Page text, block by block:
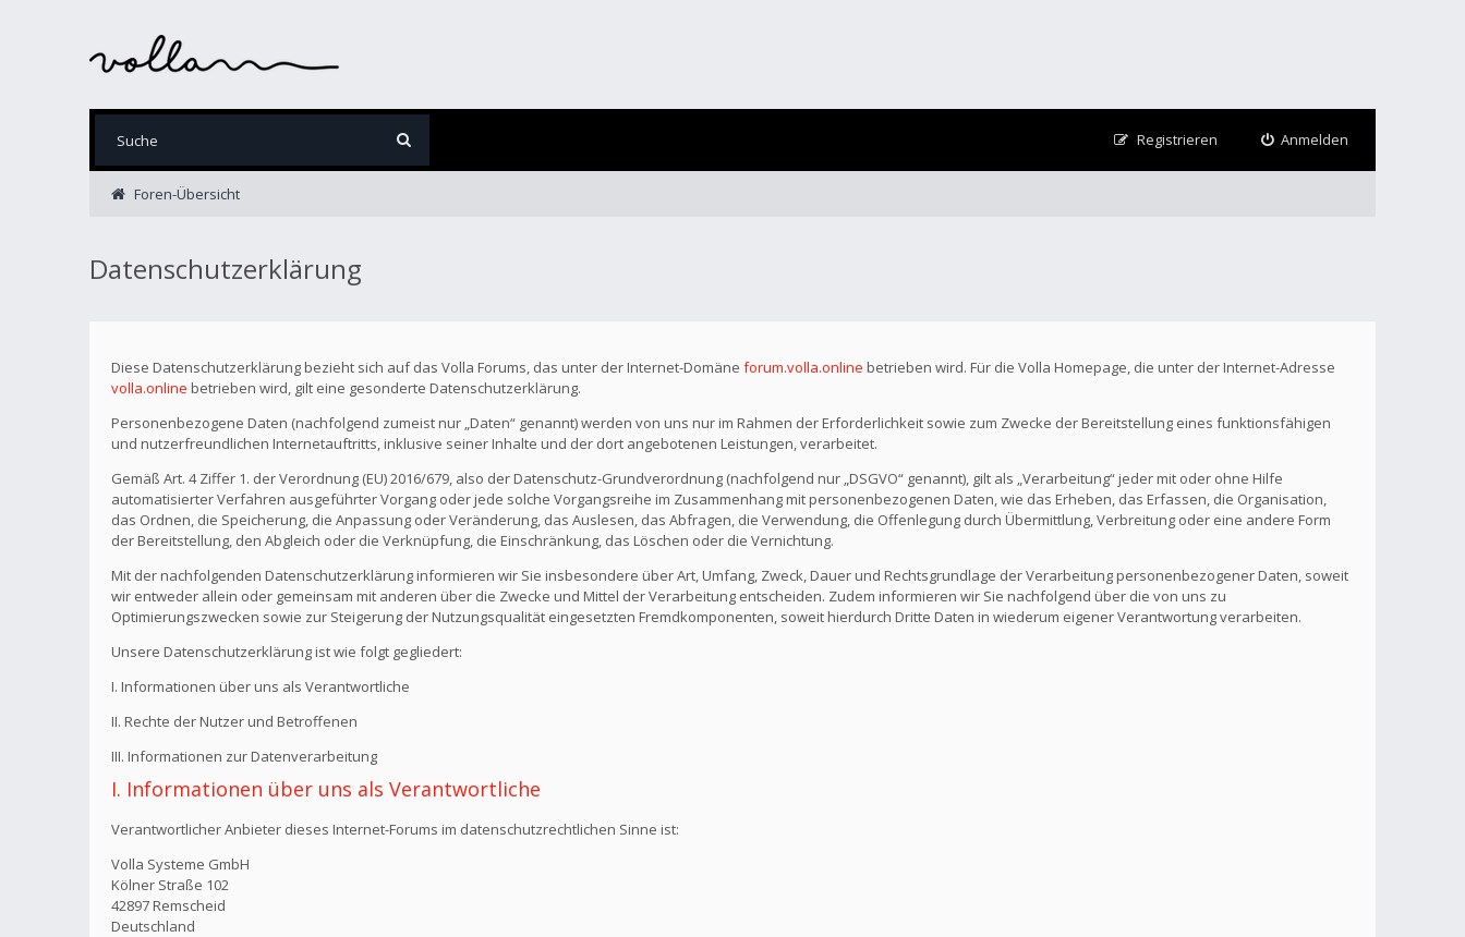
Anmelden
Registrieren
Foren-Übersicht
Datenschutzerklärung
Diese Datenschutzerklärung bezieht sich auf das Volla Forums, das unter der Internet-Domäne forum.volla.online betrieben wird. Für die Volla Homepage, die unter der Internet-Adresse
volla.online betrieben wird, gilt eine gesonderte Datenschutzerklärung.
Personenbezogene Daten (nachfolgend zumeist nur „Daten“ genannt) werden von uns nur im Rahmen der Erforderlichkeit sowie zum Zwecke der Bereitstellung eines funktionsfähigen
und nutzerfreundlichen Internetauftritts, inklusive seiner Inhalte und der dort angebotenen Leistungen, verarbeitet.
Gemäß Art. 4 Ziffer 1. der Verordnung (EU) 2016/679, also der Datenschutz-Grundverordnung (nachfolgend nur „DSGVO“ genannt), gilt als „Verarbeitung“ jeder mit oder ohne Hilfe
automatisierter Verfahren ausgeführter Vorgang oder jede solche Vorgangsreihe im Zusammenhang mit personenbezogenen Daten, wie das Erheben, das Erfassen, die Organisation,
das Ordnen, die Speicherung, die Anpassung oder Veränderung, das Auslesen, das Abfragen, die Verwendung, die Offenlegung durch Übermittlung, Verbreitung oder eine andere Form
der Bereitstellung, den Abgleich oder die Verknüpfung, die Einschränkung, das Löschen oder die Vernichtung.
Mit der nachfolgenden Datenschutzerklärung informieren wir Sie insbesondere über Art, Umfang, Zweck, Dauer und Rechtsgrundlage der Verarbeitung personenbezogener Daten, soweit
wir entweder allein oder gemeinsam mit anderen über die Zwecke und Mittel der Verarbeitung entscheiden. Zudem informieren wir Sie nachfolgend über die von uns zu
Optimierungszwecken sowie zur Steigerung der Nutzungsqualität eingesetzten Fremdkomponenten, soweit hierdurch Dritte Daten in wiederum eigener Verantwortung verarbeiten.
Unsere Datenschutzerklärung ist wie folgt gegliedert:
I. Informationen über uns als Verantwortliche
II. Rechte der Nutzer und Betroffenen
III. Informationen zur Datenverarbeitung
I. Informationen über uns als Verantwortliche
Verantwortlicher Anbieter dieses Internet-Forums im datenschutzrechtlichen Sinne ist:
Volla Systeme GmbH
Kölner Straße 102
42897 Remscheid
Deutschland